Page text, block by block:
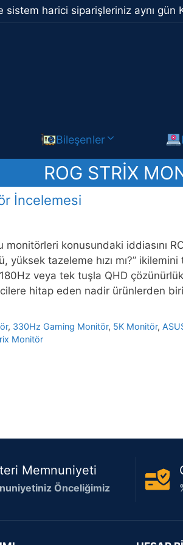
harici siparişleriniz aynı gün
Bileşenler
ROG STRIX
İncelemesi
monitörleri konusundaki iddiasını
yüksek tazeleme hızı mı?”
veya tek tuşla QHD
hitap eden nadir ürünlerden biri
, 330Hz Gaming Monitör, 5K Monitör,
Monitör
Memnuniyeti
Önceliğimiz